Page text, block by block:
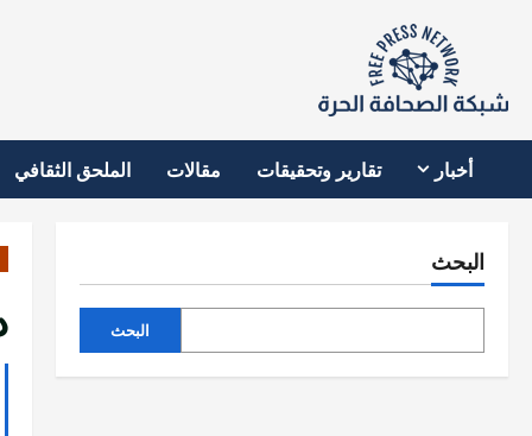
أخبار تقارير وتحقيقات مقالات الملحق الثقافي
البحث
البحث